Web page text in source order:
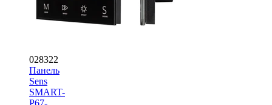
028322
Панель
Sens
SMART-
P67-